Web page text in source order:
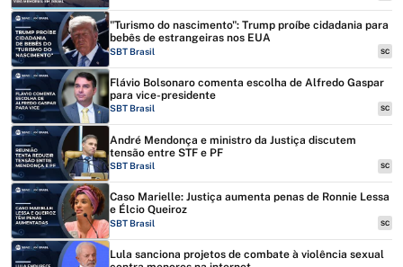
"Turismo do nascimento": Trump proíbe cidadania para
bebês de estrangeiras nos EUA
SBT Brasil SC
Flávio Bolsonaro comenta escolha de Alfredo Gaspar
para vice-presidente
SBT Brasil SC
André Mendonça e ministro da Justiça discutem
tensão entre STF e PF
SBT Brasil SC
Caso Marielle: Justiça aumenta penas de Ronnie Lessa
e Élcio Queiroz
SBT Brasil SC
Lula sanciona projetos de combate à violência sexual